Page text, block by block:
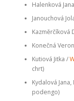
Halenková
Janouchová
Kazměrčíková
Konečná
Kutiová Jitka /
chrt)
Kydalová
podengo)